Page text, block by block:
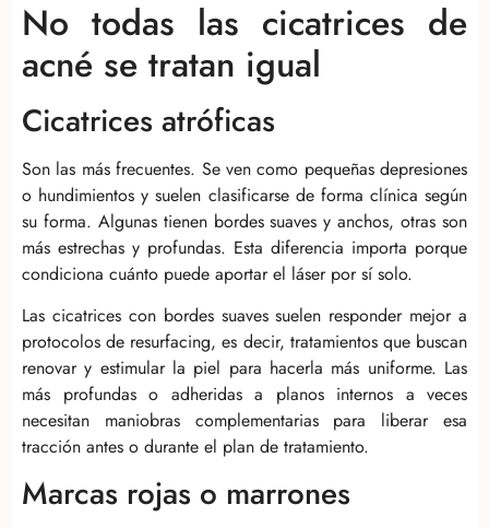
No todas las cicatrices de
acné se tratan igual
Cicatrices atróficas
Son las más frecuentes. Se ven como pequeñas depresiones
o hundimientos y suelen clasificarse de forma clínica según
su forma. Algunas tienen bordes suaves y anchos, otras son
más estrechas y profundas. Esta diferencia importa porque
condiciona cuánto puede aportar el láser por sí solo.
Las cicatrices con bordes suaves suelen responder mejor a
protocolos de resurfacing, es decir, tratamientos que buscan
renovar y estimular la piel para hacerla más uniforme. Las
más profundas o adheridas a planos internos a veces
necesitan maniobras complementarias para liberar esa
tracción antes o durante el plan de tratamiento.
Marcas rojas o marrones